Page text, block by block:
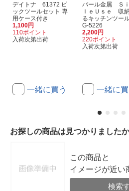
デイトナ 61372 ピ
ックツールセット 専
用ケース付き
1,100円
110ポイント
入荷次第出荷
一緒に買う
パール金属 Ｓ
ｌｅＵｓｅ 収
るキッチンツー
G-5226
2,200円
220ポイント
入荷次第出荷
一緒に買
お探しの商品は見つかりました
この商品と
イメージが近い
検索